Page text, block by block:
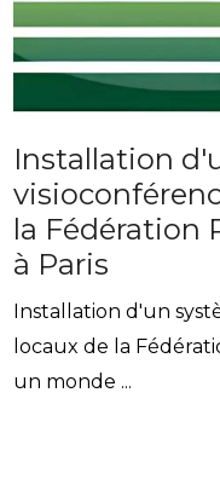
Installation
la Fédération
à Paris
Installation d'un
locaux de la
un monde ...